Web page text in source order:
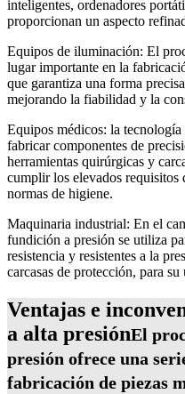
inteligentes, ordenadores
proporcionan un aspecto
Equipos de iluminación: El
lugar importante en la
que garantiza una forma
mejorando la fiabilidad y la
Equipos médicos: la
fabricar componentes de
herramientas quirúrgicas y
cumplir los elevados
normas de higiene.
Maquinaria industrial: En el
fundición a presión se utiliza
resistencia y resistentes a la
carcasas de protección, para
Ventajas e
a alta presiónEl
presión ofrece una
fabricación de piezas